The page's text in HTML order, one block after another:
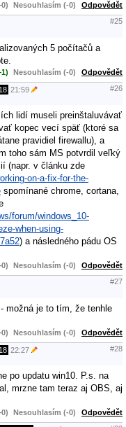
Nesouhlasím (-0) Odpovědět
#25
5 počítačů a
Nesouhlasím (-0) Odpovědět
21:59 #26
lidí museli preinštaluvávať
kopec vecí späť (ktoré sa
pravidiel firewallu), a
toho sám MS potvrdil veľký
(napr. v článku zde
on-a-fix-for-the-
spomínané chrome, cortana,
forum/windows_10-
when-using-
) a následného pádu OS
Nesouhlasím (-0) Odpovědět
#27
možná je to tím, že tenhle
Nesouhlasím (-0) Odpovědět
22:27 #28
po updatu win10. P.s. na
mrzne tam teraz aj OBS, aj
Nesouhlasím (-0) Odpovědět